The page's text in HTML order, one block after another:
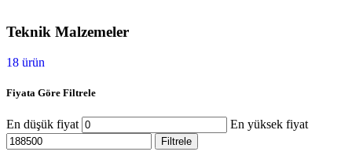
Teknik Malzemeler
18 ürün
Fiyata Göre Filtrele
En düşük fiyat En yüksek fiyat
Filtrele